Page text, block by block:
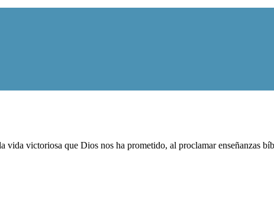
victoriosa que Dios nos ha prometido, al proclamar enseñanzas